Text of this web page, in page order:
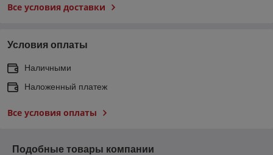
Все условия доставки
Условия оплаты
Наличными
Наложенный платеж
Все условия оплаты
Подобные товары компании